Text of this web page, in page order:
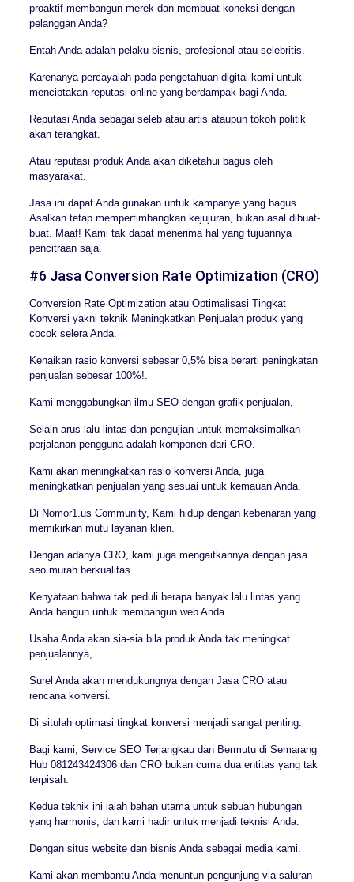
proaktif membangun merek dan membuat koneksi dengan
pelanggan Anda?
Entah Anda adalah pelaku bisnis, profesional atau selebritis.
Karenanya percayalah pada pengetahuan digital kami untuk
menciptakan reputasi online yang berdampak bagi Anda.
Reputasi Anda sebagai seleb atau artis ataupun tokoh politik
akan terangkat.
Atau reputasi produk Anda akan diketahui bagus oleh
masyarakat.
Jasa ini dapat Anda gunakan untuk kampanye yang bagus.
Asalkan tetap mempertimbangkan kejujuran, bukan asal dibuat-
buat. Maaf! Kami tak dapat menerima hal yang tujuannya
pencitraan saja.
#6 Jasa Conversion Rate Optimization (CRO)
Conversion Rate Optimization atau Optimalisasi Tingkat
Konversi yakni teknik Meningkatkan Penjualan produk yang
cocok selera Anda.
Kenaikan rasio konversi sebesar 0,5% bisa berarti peningkatan
penjualan sebesar 100%!.
Kami menggabungkan ilmu SEO dengan grafik penjualan,
Selain arus lalu lintas dan pengujian untuk memaksimalkan
perjalanan pengguna adalah komponen dari CRO.
Kami akan meningkatkan rasio konversi Anda, juga
meningkatkan penjualan yang sesuai untuk kemauan Anda.
Di Nomor1.us Community, Kami hidup dengan kebenaran yang
memikirkan mutu layanan klien.
Dengan adanya CRO, kami juga mengaitkannya dengan jasa
seo murah berkualitas.
Kenyataan bahwa tak peduli berapa banyak lalu lintas yang
Anda bangun untuk membangun web Anda.
Usaha Anda akan sia-sia bila produk Anda tak meningkat
penjualannya,
Surel Anda akan mendukungnya dengan Jasa CRO atau
rencana konversi.
Di situlah optimasi tingkat konversi menjadi sangat penting.
Bagi kami, Service SEO Terjangkau dan Bermutu di Semarang
Hub 081243424306 dan CRO bukan cuma dua entitas yang tak
terpisah.
Kedua teknik ini ialah bahan utama untuk sebuah hubungan
yang harmonis, dan kami hadir untuk menjadi teknisi Anda.
Dengan situs website dan bisnis Anda sebagai media kami.
Kami akan membantu Anda menuntun pengunjung via saluran